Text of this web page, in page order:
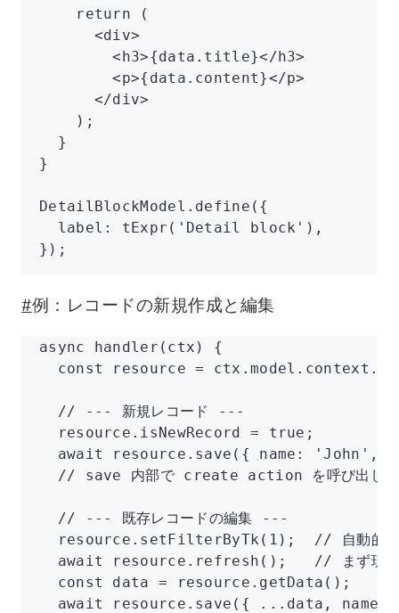
    return
(
      <
div>
        <
h3>{data .title}</h3>
        <
p>{ data .content}</p>
      </
div>
    );
  }
}
DetailBlockModel .define ({
  label
: tExpr ( 'Detail block' ) ,
});
#例：レコードの新規作成と編集
async handler (ctx) {
  const
resource = ctx . model . context
  // --- 新規レコード ---
  resource
.isNewRecord = true ;
  await
resource .save ({ name : 'John' ,
// save 内部で create action を呼び出し、
  // --- 既存レコードの編集 ---
  resource
.setFilterByTk ( 1 );
// 自動的
  await
resource .refresh ();
// まず現在
  const
data = resource .getData ();
  await
resource .save ({ ... data , name